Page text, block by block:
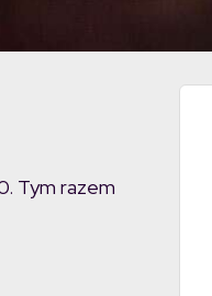
Tym razem